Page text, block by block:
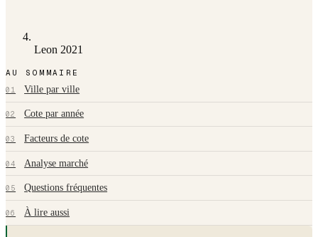
Leon 2021
AU SOMMAIRE
01 Ville par ville
02 Cote par année
03 Facteurs de cote
04 Analyse marché
05 Questions fréquentes
06 À lire aussi